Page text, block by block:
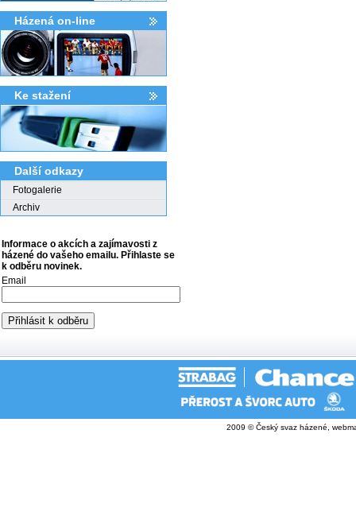
Házená on-line
Ke stažení­
Další odkazy
Fotogalerie
Archiv
Informace o akcích a zajímavosti z
házené do vašeho emailu. Přihlaste se
k odběru novinek.
Email
2009 © Český svaz házené,